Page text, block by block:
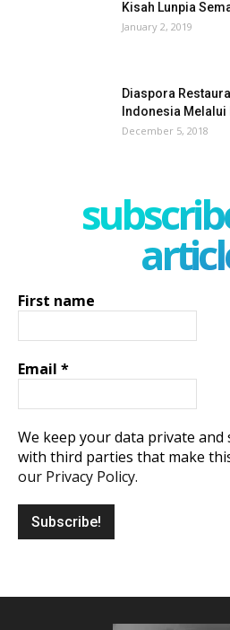
Kisah Lunpia
January 2, 2019
Diaspora
Indonesia Melalui
December 5, 2018
First name
Email *
We keep your data private
with third parties that make
our Privacy Policy.